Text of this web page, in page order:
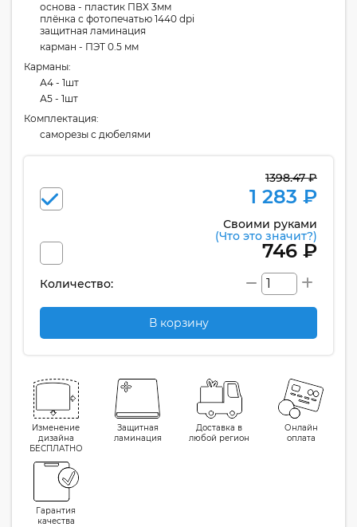
основа - пластик ПВХ 3мм
плёнка с фотопечатью 1440 dpi
защитная ламинация
карман - ПЭТ 0.5 мм
Карманы:
А4 - 1шт
А5 - 1шт
Комплектация:
cаморезы с дюбелями
1398.47 ₽
1 283 ₽
Своими руками
(Что это значит?)
746 ₽
Количество:
В корзину
Изменение
дизайна
БЕСПЛАТНО
Защитная
ламинация
Доставка в
любой регион
Онлайн
оплата
Гарантия
качества